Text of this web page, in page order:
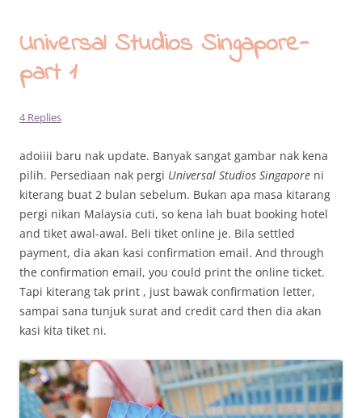
Universal Studios Singapore-
part 1
4 Replies
adoiiii baru nak update. Banyak sangat gambar nak kena
pilih. Persediaan nak pergi Universal Studios Singapore ni
kiterang buat 2 bulan sebelum. Bukan apa masa kitarang
pergi nikan Malaysia cuti, so kena lah buat booking hotel
and tiket awal-awal. Beli tiket online je. Bila settled
payment, dia akan kasi confirmation email. And through
the confirmation email, you could print the online ticket.
Tapi kiterang tak print , just bawak confirmation letter,
sampai sana tunjuk surat and credit card then dia akan
kasi kita tiket ni.